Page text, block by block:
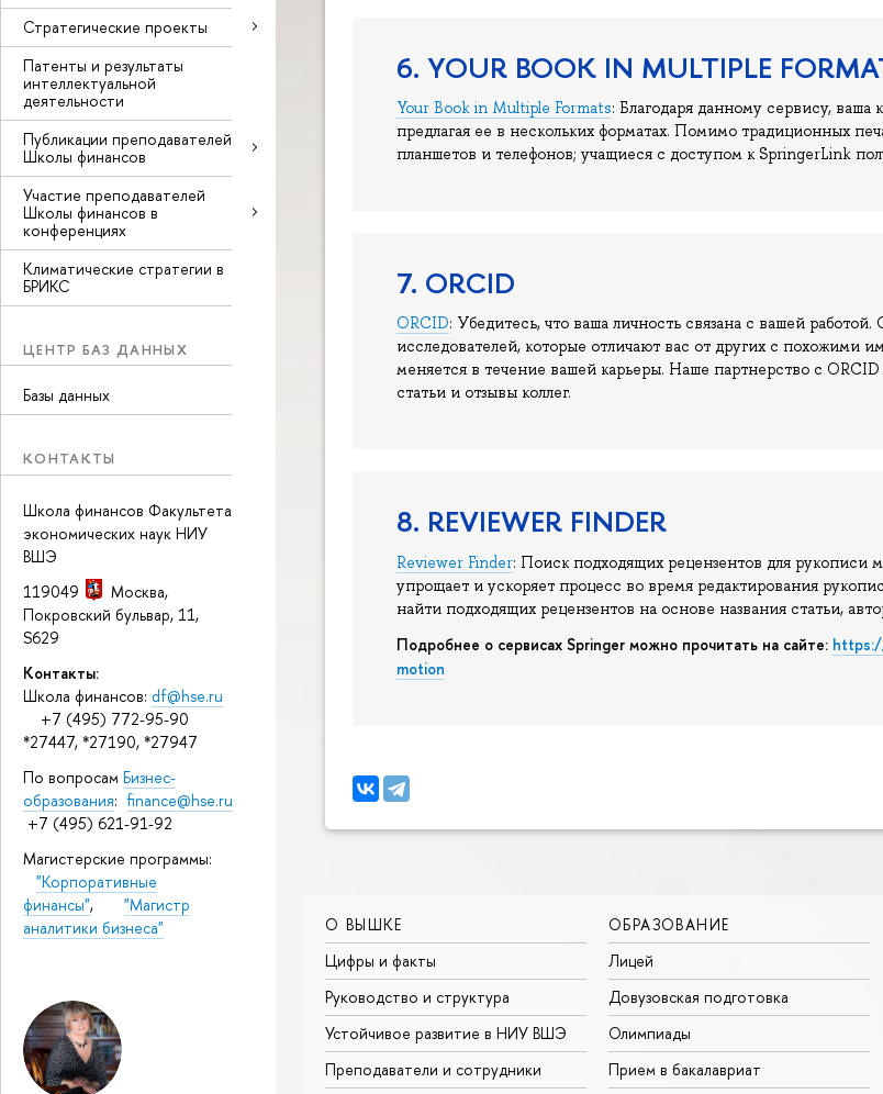
Стратегические проекты
Патенты и результаты
интеллектуальной
деятельности
Публикации преподавателей
Школы финансов
Участие преподавателей
Школы финансов в
конференциях
Климатические стратегии в
БРИКС
ЦЕНТР БАЗ ДАННЫХ
Базы данных
КОНТАКТЫ
Школа финансов Факультета
экономических наук НИУ
ВШЭ
119049
Москва,
Покровский бульвар, 11,
S629
Контакты:
Школа финансов: df@hse.ru
+7 (495) 772-95-90
*27447, *27190, *27947
По вопросам Бизнес-
образования: finance@hse.ru
+7 (495) 621-91-92
Магистерские программы:
"Корпоративные
финансы", "Магистр
аналитики бизнеса"
6. YOUR BOOK IN MULTIPLE
Your Book in Multiple Formats: Благодаря данному сервису,
предлагая ее в нескольких форматах. Помимо традиционных
планшетов и телефонов; учащиеся с доступом к SpringerLink
7. ORCID
ORCID: Убедитесь, что ваша личность связана с вашей
исследователей, которые отличают вас от других с похожими
меняется в течение вашей карьеры. Наше партнерство с
статьи и отзывы коллег.
8. REVIEWER FINDER
Reviewer Finder: Поиск подходящих рецензентов для рукописи
упрощает и ускоряет процесс во время редактирования
найти подходящих рецензентов на основе
Подробнее о сервисах Springer можно прочитать на сайте:
motion
О ВЫШКЕ
Цифры и факты
Руководство и структура
Устойчивое развитие в НИУ ВШЭ
Преподаватели и сотрудники
ОБРАЗОВАНИЕ
Лицей
Довузовская подготовка
Олимпиады
Прием в бакалавриат